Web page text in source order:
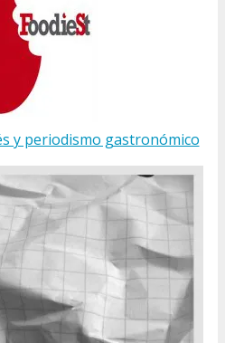
y periodismo gastronómico